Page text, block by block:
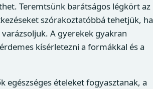
Teremtsünk barátságos légkört az
szórakoztatóbbá tehetjük, ha
A gyerekek gyakran
kísérletezni a formákkal és a
egészséges ételeket fogyasztanak, a